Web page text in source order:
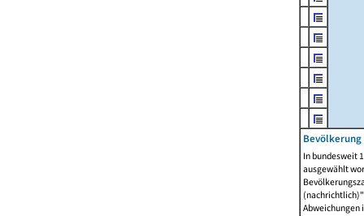
In bundesweit
ausgewählt
Abweichungen